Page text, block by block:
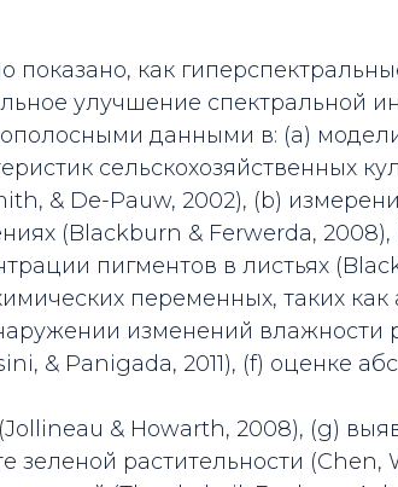
показано, как
улучшение спектральной
данными в: (a)
сельскохозяйственных
& De-Pauw, 2002), (b)
(Blackburn & Ferwerda,
пигментов в листьях
переменных, таких
изменений влажности
& Panigada, 2011), (f) оценке
& Howarth, 2008), (g)
зеленой растительности (Chen,